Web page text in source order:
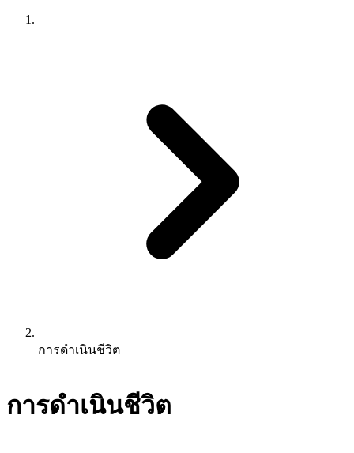
การดำเนินชีวิต
การดำเนินชีวิต